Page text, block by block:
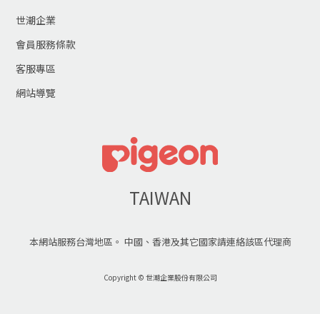
世潮企業
會員服務條款
客服專區
網站導覽
TAIWAN
本網站服務台灣地區。 中國、香港及其它國家請連絡該區代理商
Copyright © 世潮企業股份有限公司